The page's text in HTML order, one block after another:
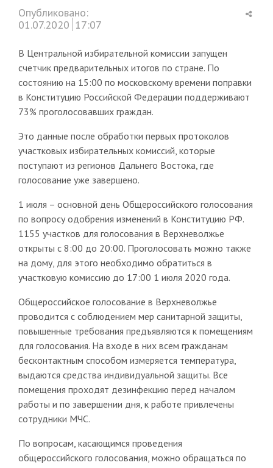
Опубликовано:
01.07.2020 17:07
В Центральной избирательной комиссии запущен
счетчик предварительных итогов по стране. По
состоянию на 15:00 по московскому времени поправки
в Конституцию Российской Федерации поддерживают
73% проголосовавших граждан.
Это данные после обработки первых протоколов
участковых избирательных комиссий, которые
поступают из регионов Дальнего Востока, где
голосование уже завершено.
1 июля – основной день Общероссийского голосования
по вопросу одобрения изменений в Конституцию РФ.
1155 участков для голосования в Верхневолжье
открыты с 8:00 до 20:00. Проголосовать можно также
на дому, для этого необходимо обратиться в
участковую комиссию до 17:00 1 июля 2020 года.
Общероссийское голосование в Верхневолжье
проводится с соблюдением мер санитарной защиты,
повышенные требования предъявляются к помещениям
для голосования. На входе в них всем гражданам
бесконтактным способом измеряется температура,
выдаются средства индивидуальной защиты. Все
помещения проходят дезинфекцию перед началом
работы и по завершении дня, к работе привлечены
сотрудники МЧС.
По вопросам, касающимся проведения
общероссийского голосования, можно обращаться по